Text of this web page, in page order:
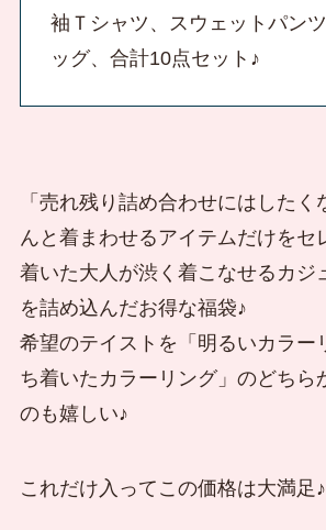
袖Ｔシャツ、スウェットパン
ッグ、合計10点セット♪
「売れ残り詰め合わせにはしたく
んと着まわせるアイテムだけをセ
着いた大人が渋く着こなせるカジ
を詰め込んだお得な福袋♪
希望のテイストを「明るいカラー
ち着いたカラーリング」のどちら
のも嬉しい♪
これだけ入ってこの価格は大満足♪